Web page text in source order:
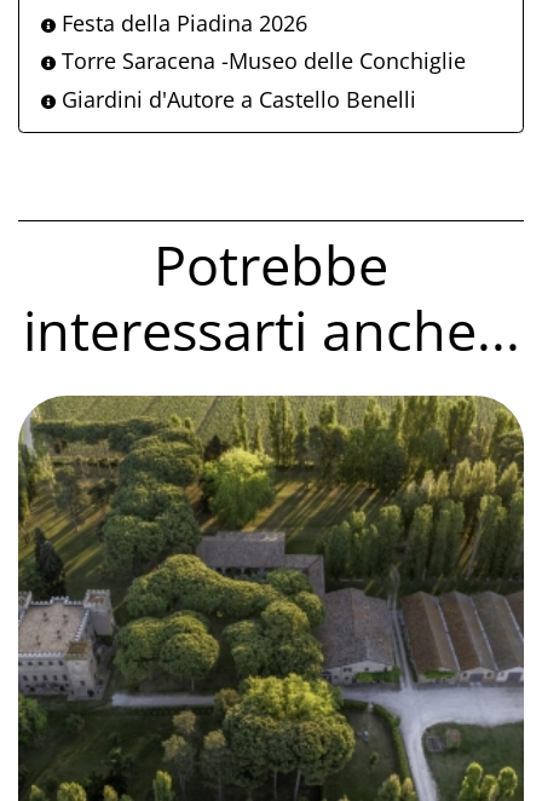
Festa della Piadina 2026
Torre Saracena -Museo delle Conchiglie
Giardini d'Autore a Castello Benelli
Potrebbe
interessarti anche...